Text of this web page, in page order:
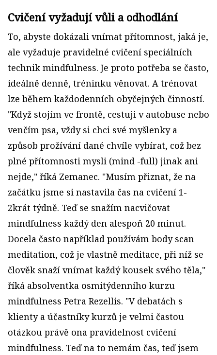
Cvičení vyžadují vůli a odhodlání
To, abyste dokázali vnímat přítomnost, jaká je,
ale vyžaduje pravidelné cvičení speciálních
technik mindfulness. Je proto potřeba se často,
ideálně denně, tréninku věnovat. A trénovat
lze během každodenních obyčejných činností.
"Když stojím ve frontě, cestuji v autobuse nebo
venčím psa, vždy si chci své myšlenky a
způsob prožívání dané chvíle vybírat, což bez
plné přítomnosti mysli (mind -full) jinak ani
nejde," říká Zemanec. "Musím přiznat, že na
začátku jsme si nastavila čas na cvičení 1-
2krát týdně. Teď se snažím nacvičovat
mindfulness každý den alespoň 20 minut.
Docela často například používám body scan
meditation, což je vlastně meditace, při níž se
člověk snaží vnímat každý kousek svého těla,"
říká absolventka osmitýdenního kurzu
mindfulness Petra Rezellis. "V debatách s
klienty a účastníky kurzů je velmi častou
otázkou právě ona pravidelnost cvičení
mindfulness. Teď na to nemám čas, teď jsem